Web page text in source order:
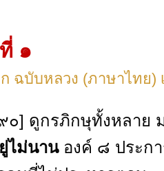
๑
ฉบับหลวง (ภาษาไทย
รภิกษุทั้งหลาย มห
ไม่นานองค์ ๘ ประก